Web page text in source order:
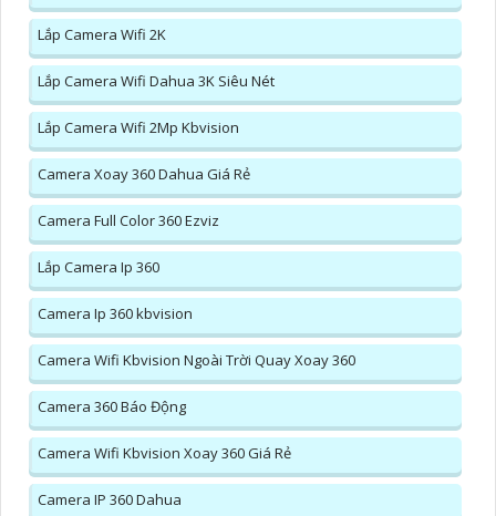
Lắp Camera Wifi 2K
Lắp Camera Wifi Dahua 3K Siêu Nét
Lắp Camera Wifi 2Mp Kbvision
Camera Xoay 360 Dahua Giá Rẻ
Camera Full Color 360 Ezviz
Lắp Camera Ip 360
Camera Ip 360 kbvision
Camera Wifi Kbvision Ngoài Trời Quay Xoay 360
Camera 360 Báo Động
Camera Wifi Kbvision Xoay 360 Giá Rẻ
Camera IP 360 Dahua